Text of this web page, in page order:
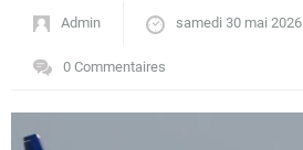
Actualités
Circuits touristiques
Admin samedi 30 mai 2026
0 Commentaires